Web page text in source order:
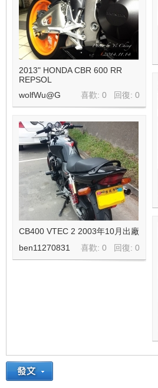
2013" HONDA CBR 600 RR
REPSOL
喜歡: 0 回復: 0
wolfWu@G
CB400 VTEC 2 2003年10月出廠
喜歡: 0 回復: 0
ben11270831